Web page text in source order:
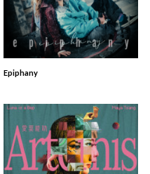
Epiphany